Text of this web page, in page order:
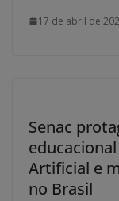
17 de abril de
Senac
Artificial e
no Brasil